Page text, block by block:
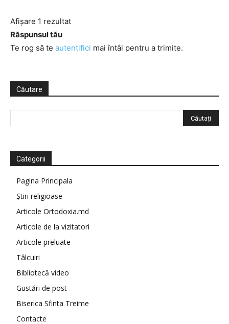
Afișare 1 rezultat
Răspunsul tău
Te rog să te autentifici mai întâi pentru a trimite.
Căutare
Categorii
Pagina Principala
Știri religioase
Articole Ortodoxia.md
Articole de la vizitatori
Articole preluate
Tâlcuiri
Bibliotecă video
Gustări de post
Biserica Sfinta Treime
Contacte